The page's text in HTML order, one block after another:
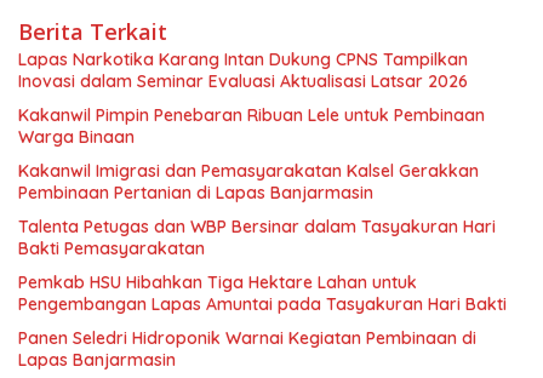
Berita Terkait
Lapas Narkotika Karang Intan Dukung CPNS Tampilkan
Inovasi dalam Seminar Evaluasi Aktualisasi Latsar 2026
Kakanwil Pimpin Penebaran Ribuan Lele untuk Pembinaan
Warga Binaan
Kakanwil Imigrasi dan Pemasyarakatan Kalsel Gerakkan
Pembinaan Pertanian di Lapas Banjarmasin
Talenta Petugas dan WBP Bersinar dalam Tasyakuran Hari
Bakti Pemasyarakatan
Pemkab HSU Hibahkan Tiga Hektare Lahan untuk
Pengembangan Lapas Amuntai pada Tasyakuran Hari Bakti
Panen Seledri Hidroponik Warnai Kegiatan Pembinaan di
Lapas Banjarmasin